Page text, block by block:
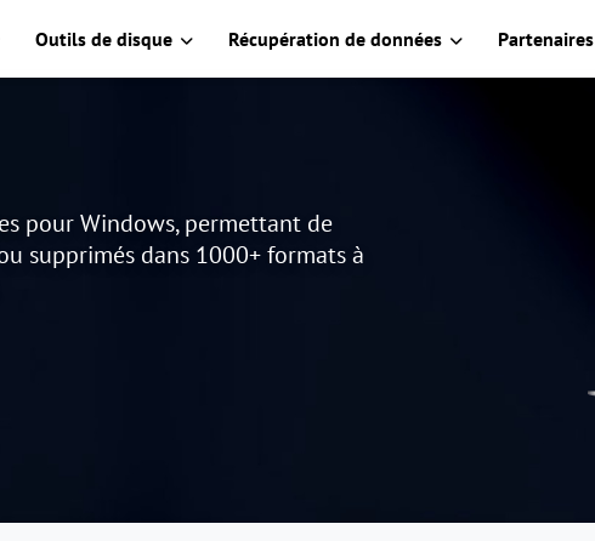
Outils de disque Récupération de données Partenaires
pour Windows, permettant de
supprimés dans 1000+ formats à